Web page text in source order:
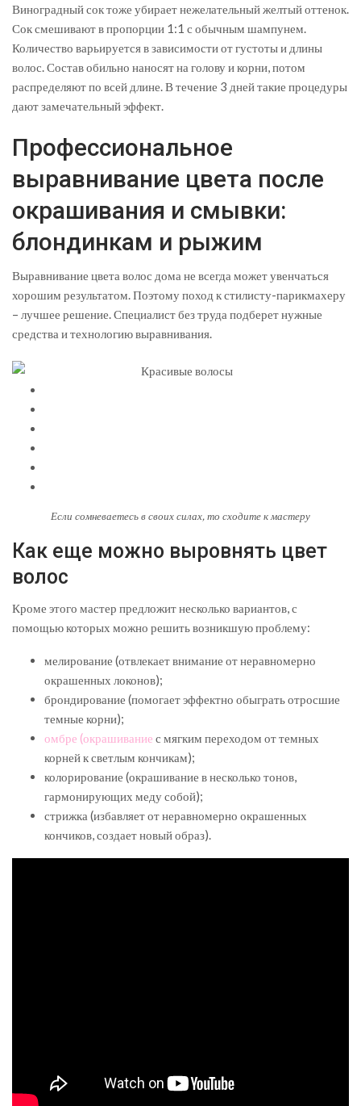
Виноградный сок тоже убирает нежелательный желтый оттенок.
Сок смешивают в пропорции 1:1 с обычным шампунем.
Количество варьируется в зависимости от густоты и длины
волос. Состав обильно наносят на голову и корни, потом
распределяют по всей длине. В течение 3 дней такие процедуры
дают замечательный эффект.
Профессиональное
выравнивание цвета после
окрашивания и смывки:
блондинкам и рыжим
Выравнивание цвета волос дома не всегда может увенчаться
хорошим результатом. Поэтому поход к стилисту-парикмахеру
– лучшее решение. Специалист без труда подберет нужные
средства и технологию выравнивания.
Если сомневаетесь в своих силах, то сходите к мастеру
Как еще можно выровнять цвет
волос
Кроме этого мастер предложит несколько вариантов, с
помощью которых можно решить возникшую проблему:
мелирование (отвлекает внимание от неравномерно
окрашенных локонов);
брондирование (помогает эффектно обыграть отросшие
темные корни);
омбре (окрашивание с мягким переходом от темных
корней к светлым кончикам);
колорирование (окрашивание в несколько тонов,
гармонирующих меду собой);
стрижка (избавляет от неравномерно окрашенных
кончиков, создает новый образ).